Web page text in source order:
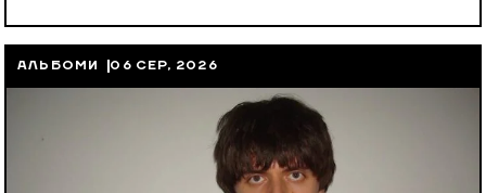
АЛЬБОМИ 06 СЕР, 2026